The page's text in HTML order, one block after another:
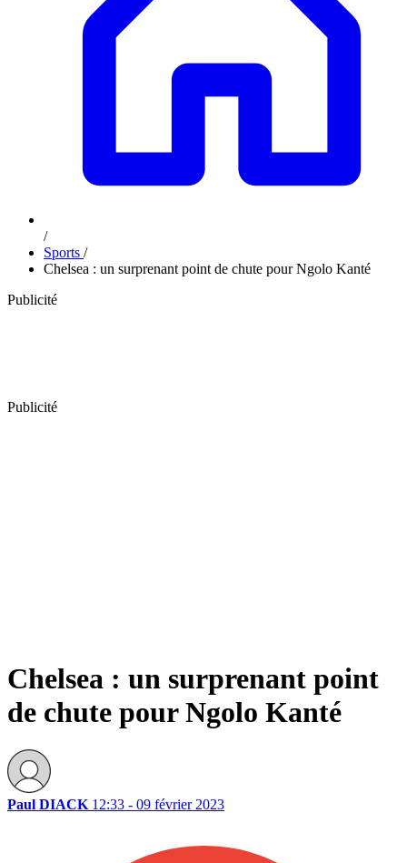
/
Sports /
Chelsea : un surprenant point de chute pour Ngolo Kanté
Publicité
Publicité
Chelsea : un surprenant point
de chute pour Ngolo Kanté
Paul DIACK 12:33 - 09 février 2023